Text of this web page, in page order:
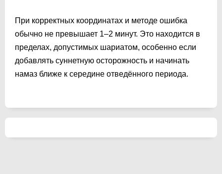
При корректных координатах и методе ошибка
обычно не превышает 1–2 минут. Это находится в
пределах, допустимых шариатом, особенно если
добавлять суннетную осторожность и начинать
намаз ближе к середине отведённого периода.